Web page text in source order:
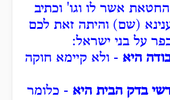
אשר לו וגו' וכתיב
(שם) והיתה זאת לכם
על בני ישראל:
היא - ולא קיימא חוקה
בדק הבית היא - כלומר